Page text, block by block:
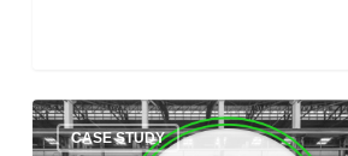
Case
Study:CASE STUDY